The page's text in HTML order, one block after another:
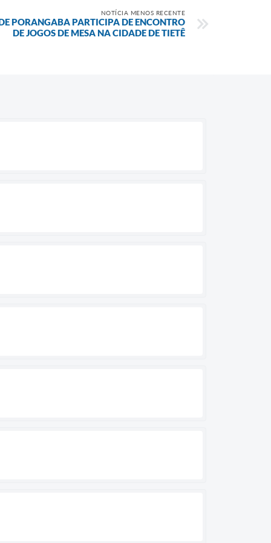
NOTÍCIA MENOS RECENTE
PORANGABA PARTICIPA DE ENCONTRO
DE JOGOS DE MESA NA CIDADE DE TIETÊ